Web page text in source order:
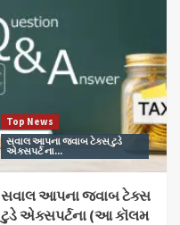
Top News
સવાલ આપના જવાબ ટેક્સ ટુડે
એક્સપર્ટ ના...
સવાલ આપના જવાબ ટેક્સ
ટુડે એક્સપર્ટના (આ કૉલમ